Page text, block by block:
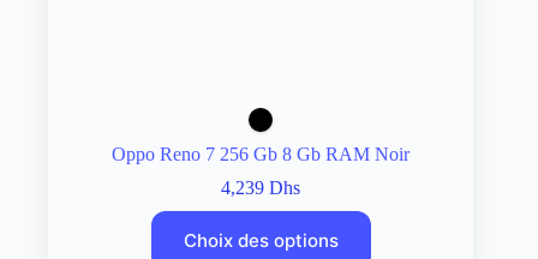
Oppo Reno 7 256 Gb 8 Gb RAM Noir
4,239Dhs
Choix des options